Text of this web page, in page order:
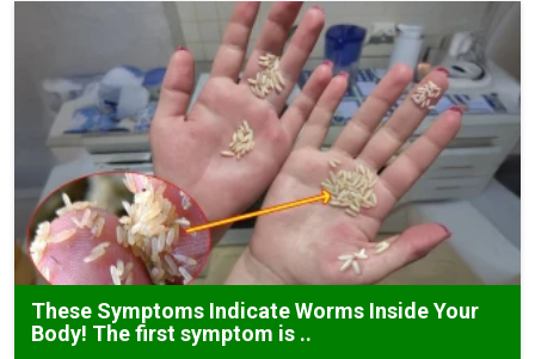
These Symptoms Indicate Worms Inside Your
Body! The first symptom is ..